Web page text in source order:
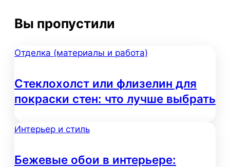
Вы пропустили
Отделка (материалы и работа)
Стеклохолст или флизелин для
покраски стен: что лучше выбрать
Интерьер и стиль
Бежевые обои в интерьере: